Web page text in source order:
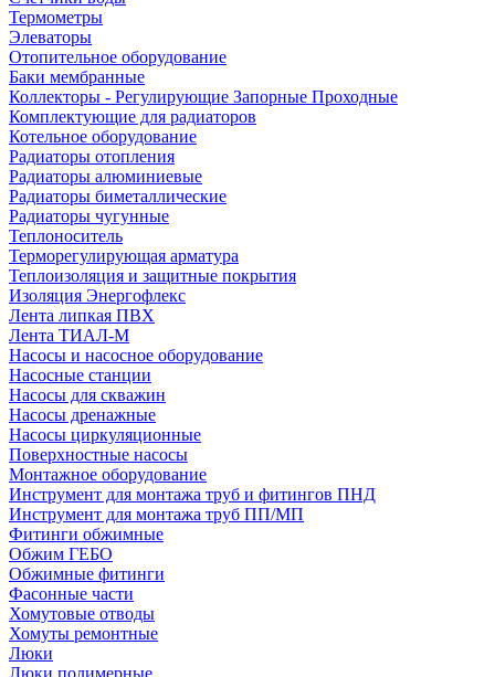
Термометры
Элеваторы
Отопительное оборудование
Баки мембранные
Коллекторы - Регулирующие Запорные Проходные
Комплектующие для радиаторов
Котельное оборудование
Радиаторы отопления
Радиаторы алюминиевые
Радиаторы биметаллические
Радиаторы чугунные
Теплоноситель
Терморегулирующая арматура
Теплоизоляция и защитные покрытия
Изоляция Энергофлекс
Лента липкая ПВХ
Лента ТИАЛ-М
Насосы и насосное оборудование
Насосные станции
Насосы для скважин
Насосы дренажные
Насосы циркуляционные
Поверхностные насосы
Монтажное оборудование
Инструмент для монтажа труб и фитингов ПНД
Инструмент для монтажа труб ПП/МП
Фитинги обжимные
Обжим ГЕБО
Обжимные фитинги
Фасонные части
Хомутовые отводы
Хомуты ремонтные
Люки
Люки полимерные